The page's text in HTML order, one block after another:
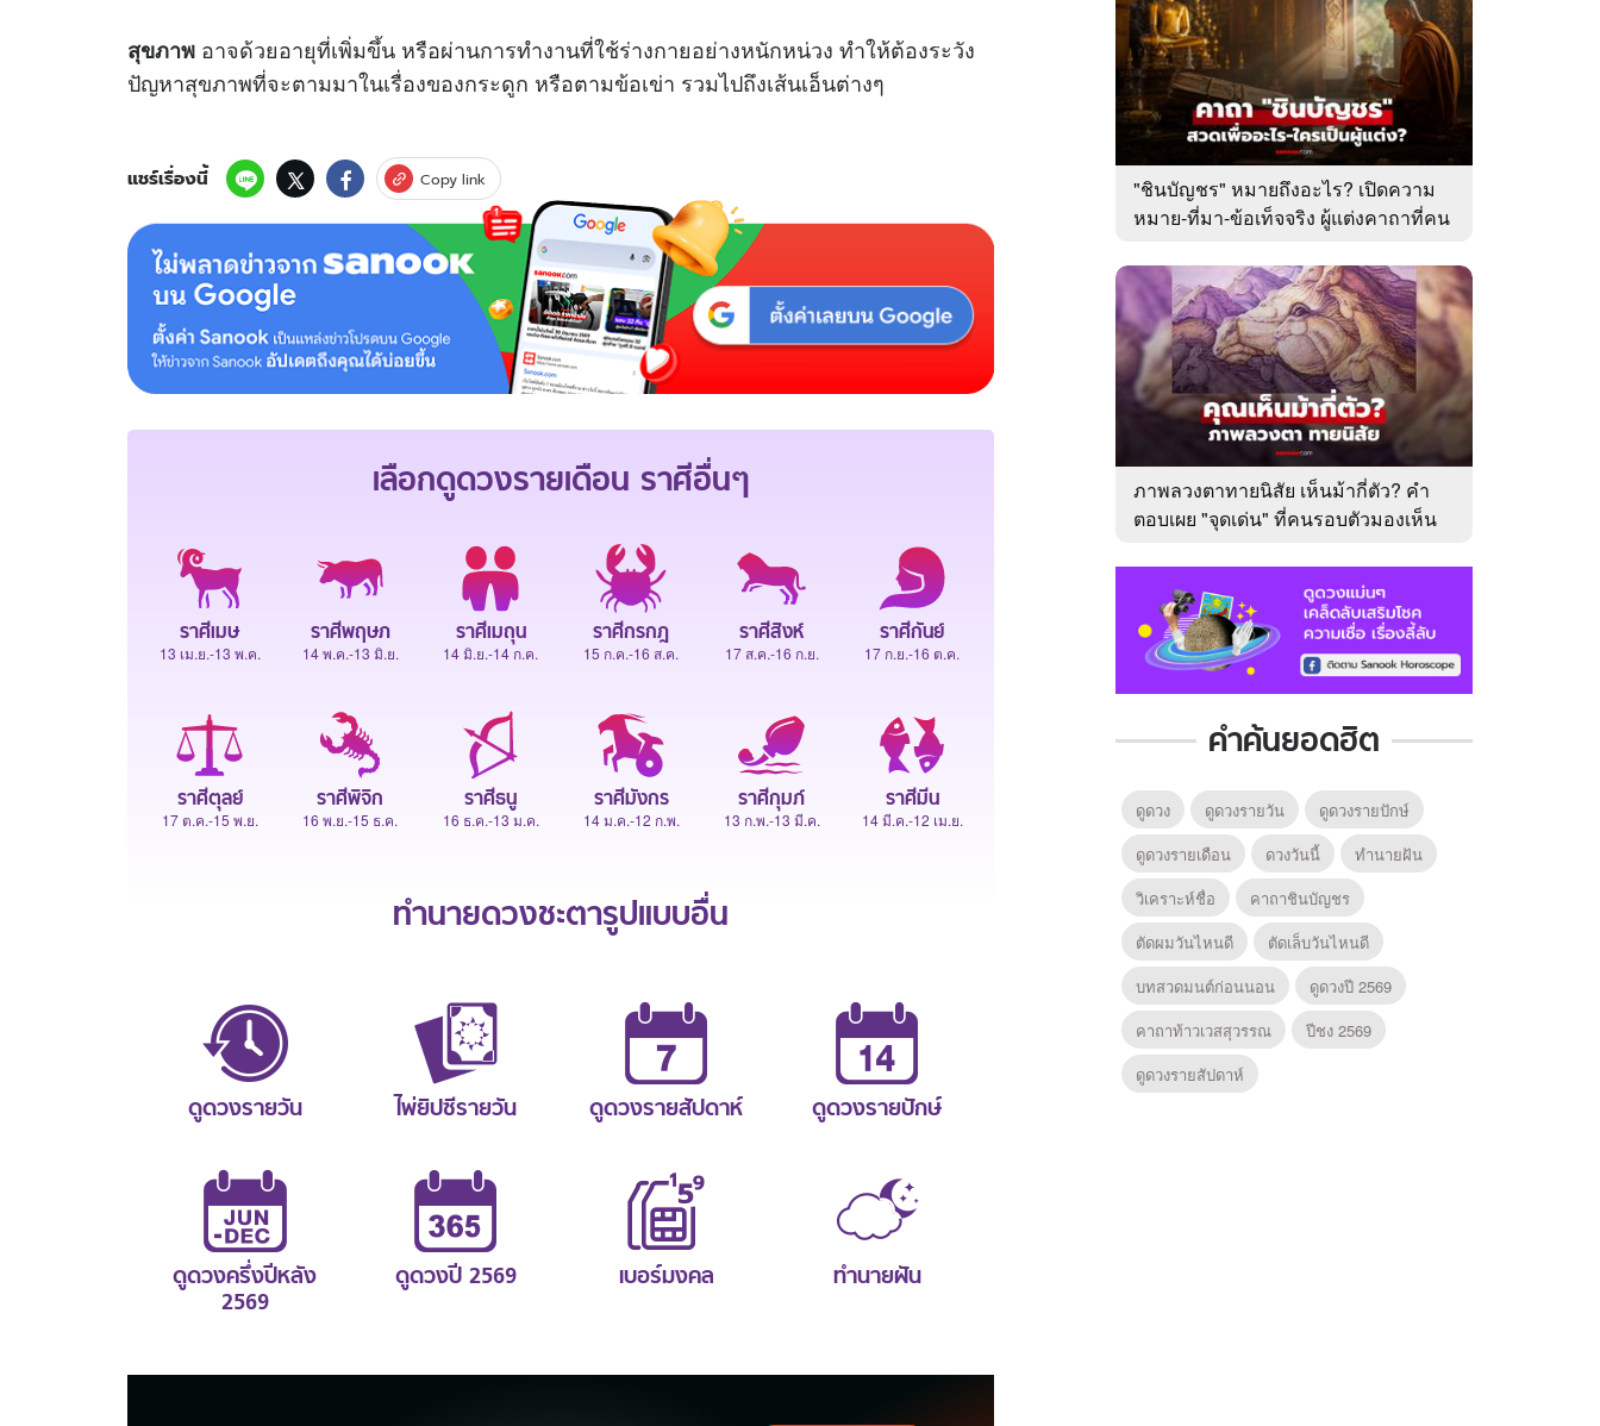
สุขภาพ อาจด้วยอายุที่เพิ่มขึ้น หรือผ่านการทำงานที่ใช้ร่างกายอย่างหนักหน่วง ทำให้ต้องระวัง
ปัญหาสุขภาพที่จะตามมาในเรื่องของกระดูก หรือตามข้อเข่า รวมไปถึงเส้นเอ็นต่างๆ
แชร์เรื่องนี้ Copy link
เลือกดูดวงรายเดือน ราศีอื่นๆ
ราศีเมษ
13 เม.ย.-13 พ.ค.
ราศีพฤษภ
14 พ.ค.-13 มิ.ย.
ราศีเมถุน
14 มิ.ย.-14 ก.ค.
ราศีกรกฎ
15 ก.ค.-16 ส.ค.
ราศีสิงห์
17 ส.ค.-16 ก.ย.
ราศีกันย์
17 ก.ย.-16 ต.ค.
ราศีตุลย์
17 ต.ค.-15 พ.ย.
ราศีพิจิก
16 พ.ย.-15 ธ.ค.
ราศีธนู
16 ธ.ค.-13 ม.ค.
ราศีมังกร
14 ม.ค.-12 ก.พ.
ราศีกุมภ์
13 ก.พ.-13 มี.ค.
ราศีมีน
14 มี.ค.-12 เม.ย.
ทำนายดวงชะตารูปแบบอื่น
ดูดวงรายวัน ไพ่ยิปซีรายวัน ดูดวงรายสัปดาห์ ดูดวงรายปักษ์
ดูดวงครึ่งปีหลัง
2569
ดูดวงปี 2569 เบอร์มงคล ทำนายฝัน
"ชินบัญชร" หมายถึงอะไร? เปิดความ
หมาย-ที่มา-ข้อเท็จจริง ผู้แต่งคาถาที่คน
ภาพลวงตาทายนิสัย เห็นม้ากี่ตัว? คำ
ตอบเผย "จุดเด่น" ที่คนรอบตัวมองเห็น
คำค้นยอดฮิต
ดูดวง ดูดวงรายวัน
ดูดวงรายปักษ์
ดูดวงรายเดือน
ดวงวันนี้
ทํานายฝัน
วิเคราะห์ชื่อ
คาถาชินบัญชร
ตัดผมวันไหนดี
ตัดเล็บวันไหนดี
บทสวดมนต์ก่อนนอน
ดูดวงปี 2569
คาถาท้าวเวสสุวรรณ
ปีชง 2569
ดูดวงรายสัปดาห์